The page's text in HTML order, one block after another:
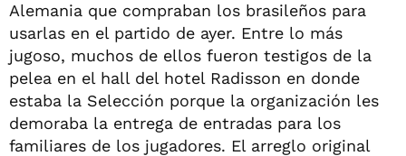
Alemania que compraban los brasileños para
usarlas en el partido de ayer. Entre lo más
jugoso, muchos de ellos fueron testigos de la
pelea en el hall del hotel Radisson en donde
estaba la Selección porque la organización les
demoraba la entrega de entradas para los
familiares de los jugadores. El arreglo original